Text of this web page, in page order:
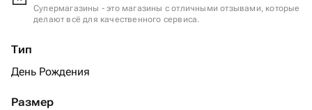
Супермагазины - это магазины с отличными отзывами, которые
делают всё для качественного сервиса.
Тип
День Рождения
Размер